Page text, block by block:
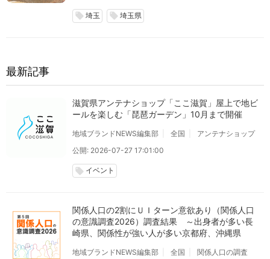
local_offer 埼玉 local_offer 埼玉県
最新記事
滋賀県アンテナショップ「ここ滋賀」屋上で地ビ
ールを楽しむ「琵琶ガーデン」10月まで開催
地域ブランドNEWS編集部 全国
アンテナショップ
公開: 2026-07-27 17:01:00
local_offer イベント
関係人口の2割にＵＩターン意欲あり（関係人口
の意識調査2026）調査結果 ～出身者が多い長
崎県、関係性が強い人が多い京都府、沖縄県
地域ブランドNEWS編集部 全国
関係人口の調査